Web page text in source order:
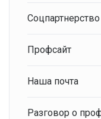
Соцпартнерство
Профсайт
Наша почта
Разговор о